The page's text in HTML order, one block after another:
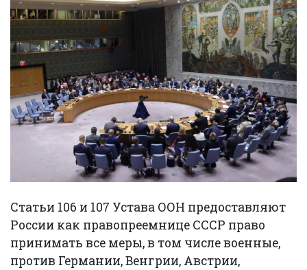
Статьи 106 и 107 Устава ООН предоставляют
России как правопреемнице СССР право
принимать все меры, в том числе военные,
против Германии, Венгрии, Австрии,